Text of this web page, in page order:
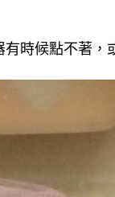
時候點不著